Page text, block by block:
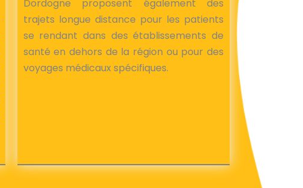
Dordogne proposent également des
trajets longue distance pour les patients
se rendant dans des établissements de
santé en dehors de la région ou pour des
voyages médicaux spécifiques.